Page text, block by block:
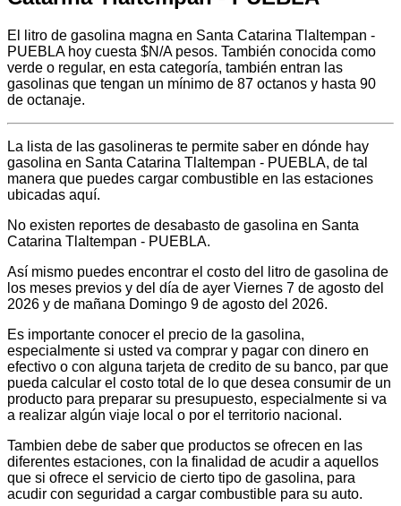
El litro de gasolina magna en Santa Catarina Tlaltempan -
PUEBLA hoy cuesta $N/A pesos. También conocida como
verde o regular, en esta categoría, también entran las
gasolinas que tengan un mínimo de 87 octanos y hasta 90
de octanaje.
La lista de las gasolineras te permite saber en dónde hay
gasolina en Santa Catarina Tlaltempan - PUEBLA, de tal
manera que puedes cargar combustible en las estaciones
ubicadas aquí.
No existen reportes de desabasto de gasolina en Santa
Catarina Tlaltempan - PUEBLA.
Así mismo puedes encontrar el costo del litro de gasolina de
los meses previos y del día de ayer Viernes 7 de agosto del
2026 y de mañana Domingo 9 de agosto del 2026.
Es importante conocer el precio de la gasolina,
especialmente si usted va comprar y pagar con dinero en
efectivo o con alguna tarjeta de credito de su banco, par que
pueda calcular el costo total de lo que desea consumir de un
producto para preparar su presupuesto, especialmente si va
a realizar algún viaje local o por el territorio nacional.
Tambien debe de saber que productos se ofrecen en las
diferentes estaciones, con la finalidad de acudir a aquellos
que si ofrece el servicio de cierto tipo de gasolina, para
acudir con seguridad a cargar combustible para su auto.